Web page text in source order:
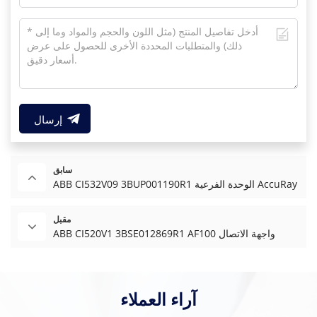
إرسال
سابق
ABB CI532V09 3BUP001190R1 الوحدة الفرعية AccuRay
مقبل
ABB CI520V1 3BSE012869R1 AF100 واجهة الاتصال
آراء العملاء